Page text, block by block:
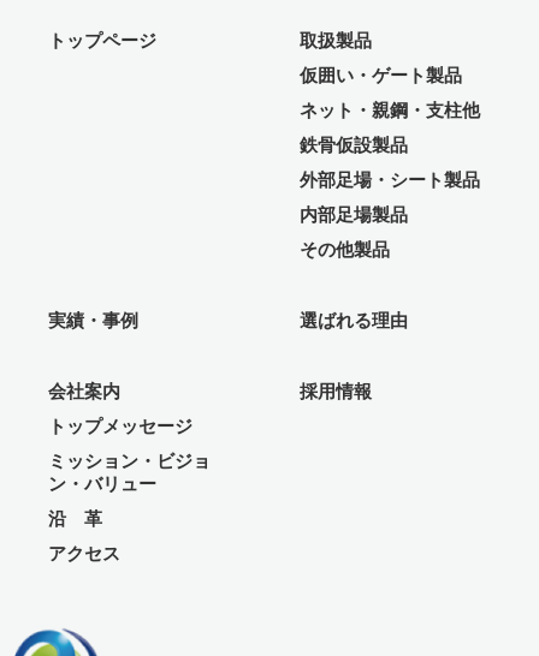
トップページ
取扱製品
仮囲い・ゲート製品
ネット・親鋼・支柱他
鉄骨仮設製品
外部足場・シート製品
内部足場製品
その他製品
実績・事例 選ばれる理由
会社案内
トップメッセージ
ミッション・ビジョ
ン・バリュー
沿 革
アクセス
採用情報